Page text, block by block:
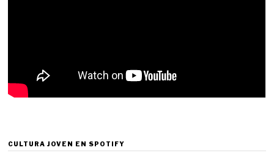
CULTURA JOVEN EN SPOTIFY